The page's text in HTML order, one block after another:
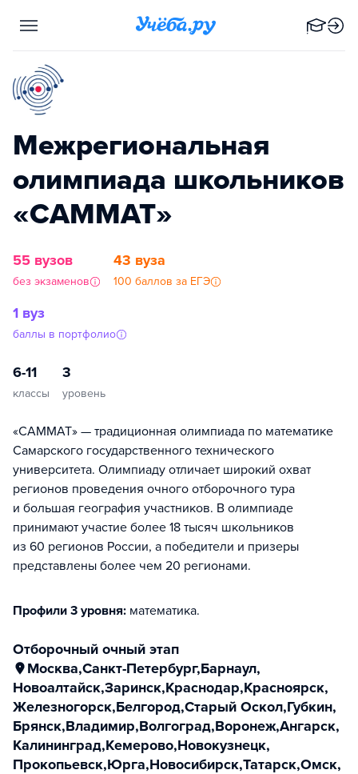
Межрегиональная
олимпиада школьников
«САММАТ»
55 вузов
без экзаменов
43 вуза
100 баллов за ЕГЭ
1 вуз
баллы в портфолио
6-11
классы
3
уровень
«САММАТ» — традиционная олимпиада по математике
Самарского государственного технического
университета. Олимпиаду отличает широкий охват
регионов проведения очного отборочного тура
и большая география участников. В олимпиаде
принимают участие более 18 тысяч школьников
из 60 регионов России, а победители и призеры
представлены более чем 20 регионами.
Профили 3 уровня: математика.
отборочный очный этап
Москва,Санкт-Петербург,Барнаул,
Новоалтайск,Заринск,Краснодар,Красноярск,
Железногорск,Белгород,Старый Оскол,Губкин,
Брянск,Владимир,Волгоград,Воронеж,Ангарск,
Калининград,Кемерово,Новокузнецк,
Прокопьевск,Юрга,Новосибирск,Татарск,Омск,